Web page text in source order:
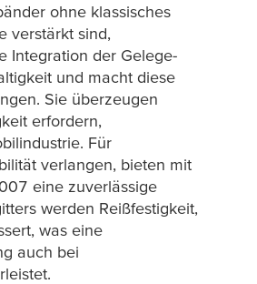
ohne klassisches
verstärkt sind,
Integration der Gelege-
und macht diese
Sie überzeugen
erfordern,
Für
verlangen, bieten mit
eine zuverlässige
werden Reißfestigkeit,
was eine
auch bei